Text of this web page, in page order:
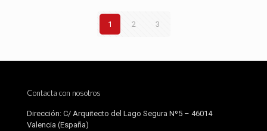
1 2 3
Contacta con nosotros
Dirección: C/ Arquitecto del Lago Segura Nº5 – 46014
Valencia (España)